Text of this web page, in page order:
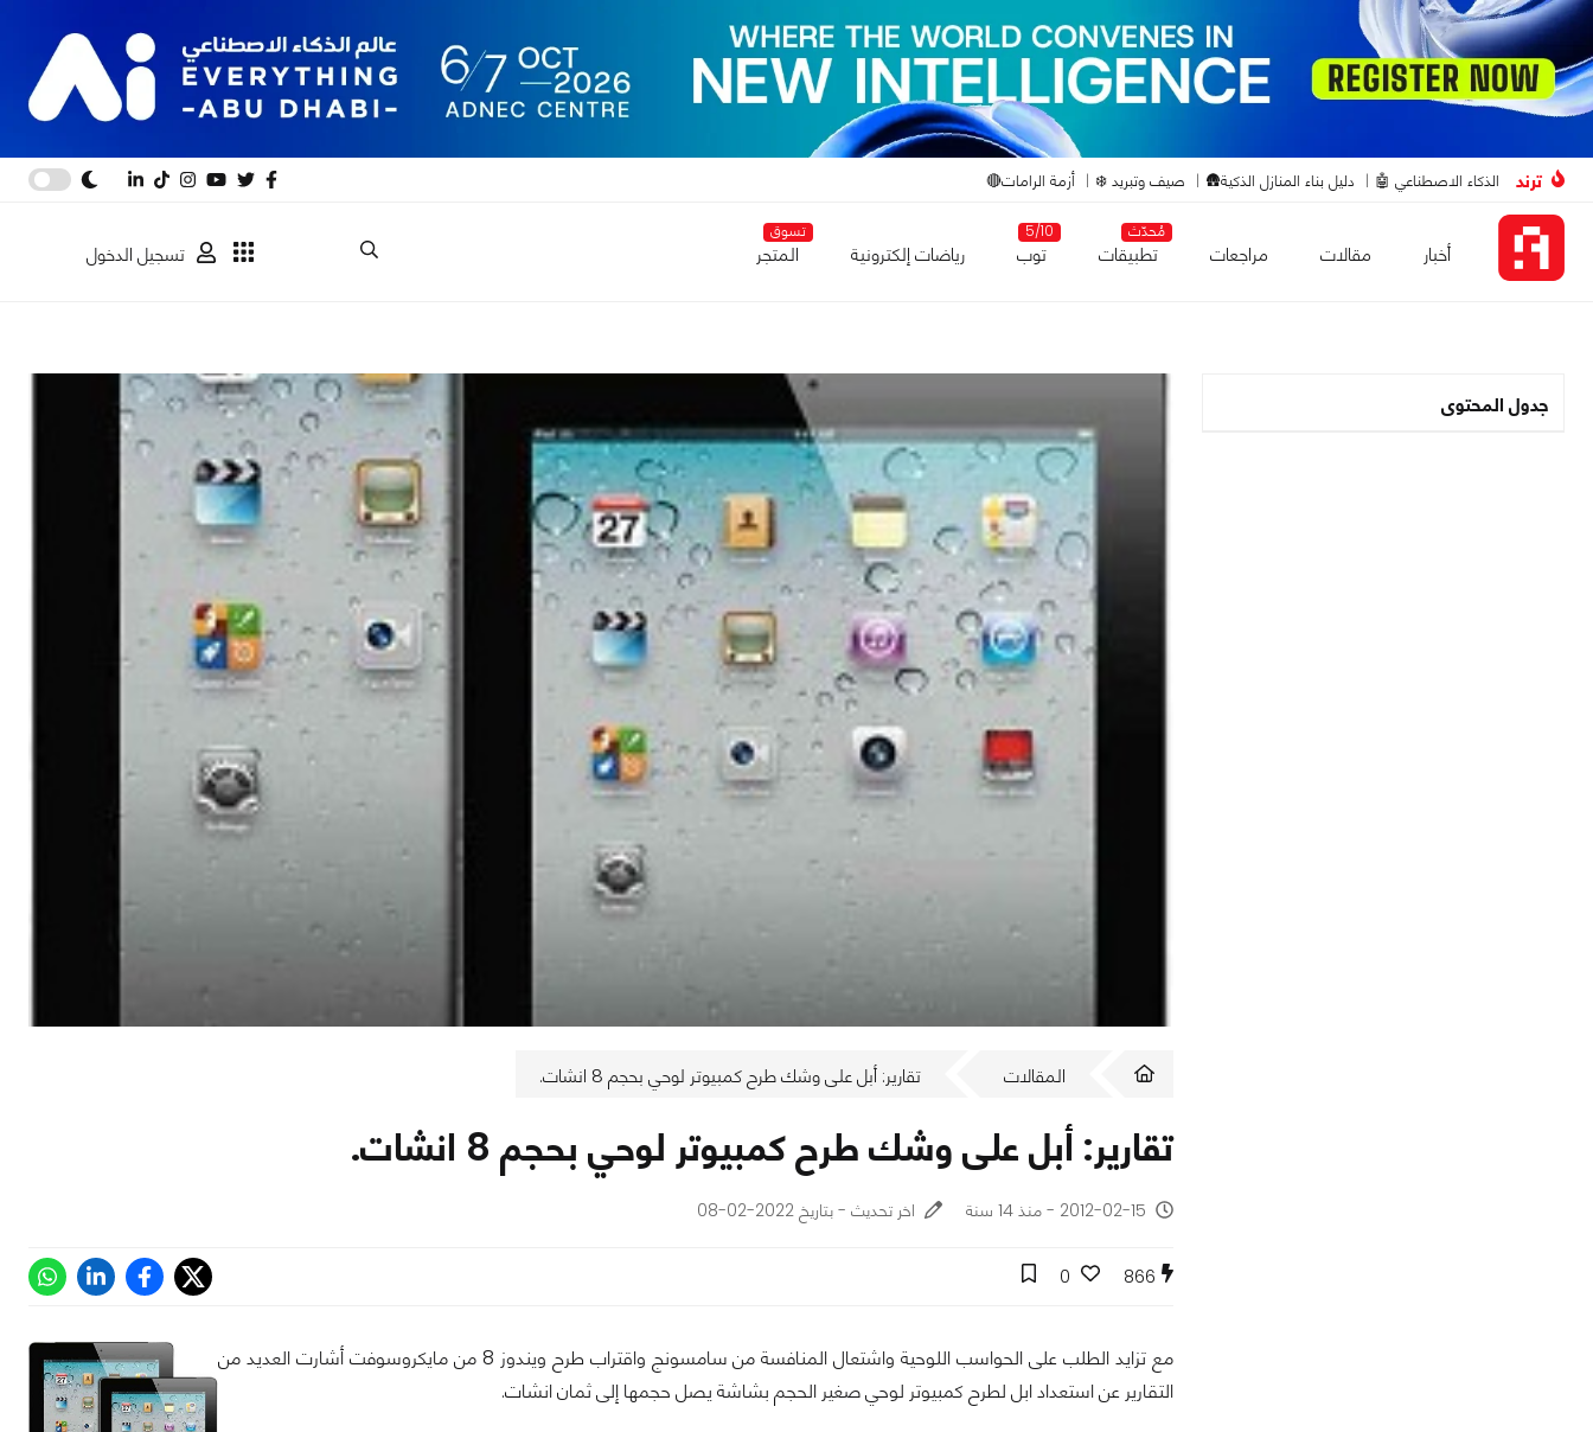
ترند الذكاء الاصطناعي 🤖 دليل بناء المنازل الذكية🛖 صيف وتبريد ❄️ أزمة الرامات🔴
أخبار مقالات مراجعات
مُحدّث
تطبيقات
5/10
توب رياضات إلكترونية
تسوق
المتجر تسجيل الدخول
جدول المحتوى
المقالات تقارير: أبل على وشك طرح كمبيوتر لوحي بحجم 8 انشات.
تقارير: أبل على وشك طرح كمبيوتر لوحي بحجم 8 انشات.
2012-02-15 - منذ 14 سنة اخر تحديث - بتاريخ 2022-02-08
866
0
مع تزايد الطلب على الحواسب اللوحية واشتعال المنافسة من سامسونج واقتراب طرح ويندوز 8 من مايكروسوفت أشارت العديد من
التقارير عن استعداد ابل لطرح كمبيوتر لوحي صغير الحجم بشاشة يصل حجمها إلى ثمان انشات.